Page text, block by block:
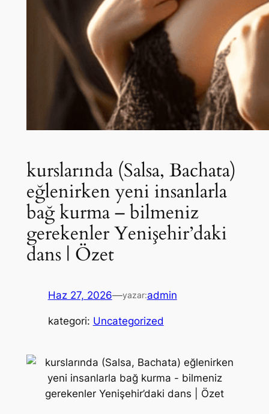
kurslarında (Salsa, Bachata)
eğlenirken yeni insanlarla
bağ kurma – bilmeniz
gerekenler Yenişehir’daki
dans | Özet
Haz 27, 2026—yazar:admin
kategori: Uncategorized